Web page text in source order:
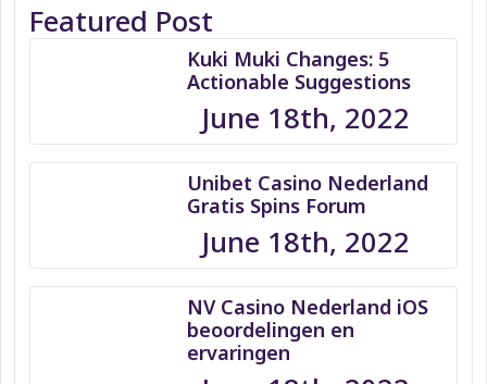
Featured Post
Kuki Muki Changes: 5
Actionable Suggestions
June 18th, 2022
Unibet Casino Nederland
Gratis Spins Forum
June 18th, 2022
NV Casino Nederland iOS
beoordelingen en
ervaringen